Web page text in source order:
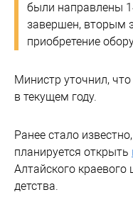
были направлены
завершен, вторым
приобретение
Министр уточнил,
в текущем году.
Ранее стало
планируется открыть
Алтайского
детства.